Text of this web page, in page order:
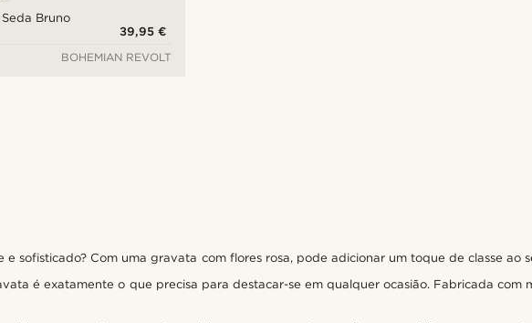
Bruno
39,95 €
BOHEMIAN REVOLT
sofisticado? Com uma gravata com flores rosa, pode adicionar um toque de classe ao
é exatamente o que precisa para destacar-se em qualquer ocasião. Fabricada com